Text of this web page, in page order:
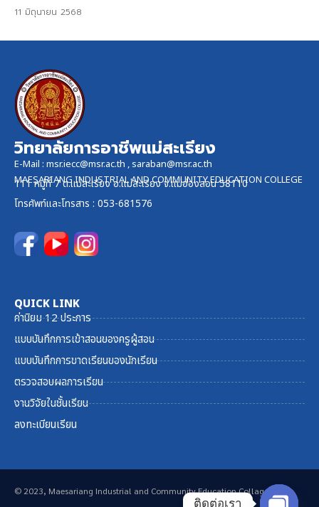
11 มิถุนายน 2568
วิทยาลัยการอาชีพแม่สะเรียง
E-Mail : msr.iecc@msr.ac.th ,saraban@msr.ac.th
MAESARIANG INDUSTRIAL AND COMMUNITY EDUCATION COLLEGE
111 หมู่ที่ 7 ต.แม่สะเรียง อ.แม่สะเรียง จ.แม่ฮ่องสอน 58110
โทรศัพท์และโทรสาร : 053-681576
QUICK LINK
ค่านิยม 12 ประการ
แบบบันทึกการเข้าสอนของครูผู้สอน
แบบบันทึกการขาดเรียนของนักเรียน
ตรวจสอบผลการเรียน
งานวิจัยในชั้นเรียน
ลงทะเบียนเรียน
© 2023, Maesariang Industrial and Community Education Collage
ติดต่อเรา